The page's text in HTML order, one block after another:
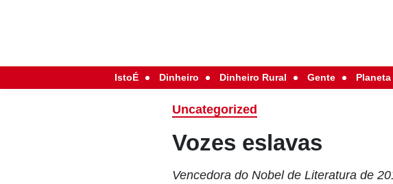
IstoÉ Dinheiro Dinheiro Rural Gente Planeta
Uncategorized
Vozes eslavas
Vencedora do Nobel de Literatura de